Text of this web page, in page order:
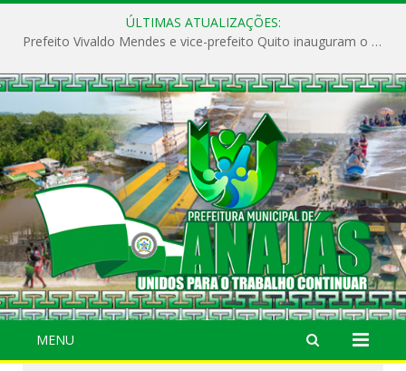
ÚLTIMAS ATUALIZAÇÕES:
Prefeito Vivaldo Mendes e vice-prefeito Quito inauguram o CAPS e fortalecem a saúde pública em Anajás.
MENU